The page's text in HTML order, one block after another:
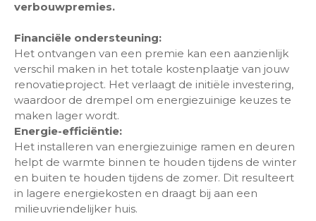
verbouwpremies.
Financiële ondersteuning:
Het ontvangen van een premie kan een aanzienlijk
verschil maken in het totale kostenplaatje van jouw
renovatieproject. Het verlaagt de initiële investering,
waardoor de drempel om energiezuinige keuzes te
maken lager wordt.
Energie-efficiëntie:
Het installeren van energiezuinige ramen en deuren
helpt de warmte binnen te houden tijdens de winter
en buiten te houden tijdens de zomer. Dit resulteert
in lagere energiekosten en draagt bij aan een
milieuvriendelijker huis.